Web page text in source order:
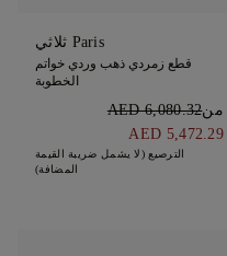
Paris ثلاثي
قطع زمردي ذهب وردي خواتم
الخطوبة
منAED 6,080.32
AED 5,472.29
الترصيع (لا يشمل ضريبة القيمة
المضافة)